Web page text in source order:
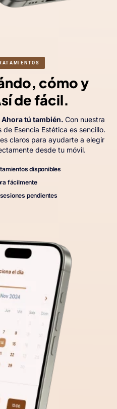
cómo y
de fácil.
tú también. Con nuestra
Esencia Estética es sencillo.
claros para ayudarte a elegir
desde tu móvil.
disponibles
fácilmente
pendientes